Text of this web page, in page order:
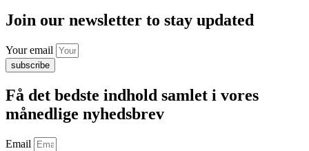
Join our newsletter to stay updated
Your email
subscribe
Få det bedste indhold samlet i vores
månedlige nyhedsbrev
Email